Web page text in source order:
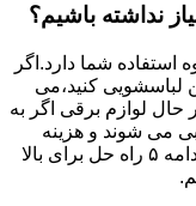
نداشته باشیم؟
شما دارد.اگر
لباسشویی کنید،می
حال لوازم برقی اگر به
می شوند و هزینه
تعمیر زیادی را برای شما ایجاد می کنند.در ادامه ۵ راه حل برای بالا